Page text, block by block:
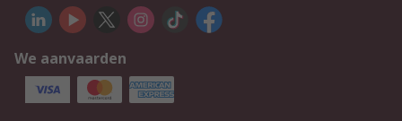
We aanvaarden